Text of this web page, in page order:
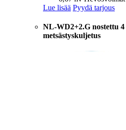
Lue lisää Pyydä tarjous
NL-WD2+2.G nostettu
metsästyskuljetus